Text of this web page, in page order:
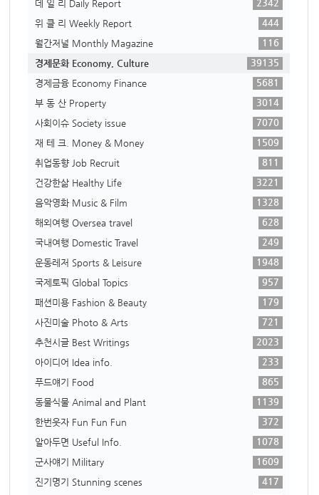
데 일 리 Daily Report
2342
위 클 리 Weekly Report
444
월간저널 Monthly Magazine
116
경제문화 Economy, Culture
39135
경제금융 Economy Finance
5681
부 동 산 Property
3014
사회이슈 Society issue
7070
재 테 크. Money & Money
1509
취업동향 Job Recruit
811
건강한삶 Healthy Life
3221
음악영화 Music & Film
1328
해외여행 Oversea travel
628
국내여행 Domestic Travel
249
운동레저 Sports & Leisure
1948
국제토픽 Global Topics
957
패션미용 Fashion & Beauty
179
사진미술 Photo & Arts
721
추천시글 Best Writings
2023
아이디어 Idea info.
233
푸드얘기 Food
865
동물식물 Animal and Plant
1139
한번웃자 Fun Fun Fun
372
알아두면 Useful Info.
1078
군사얘기 Military
1609
진기명기 Stunning scenes
417